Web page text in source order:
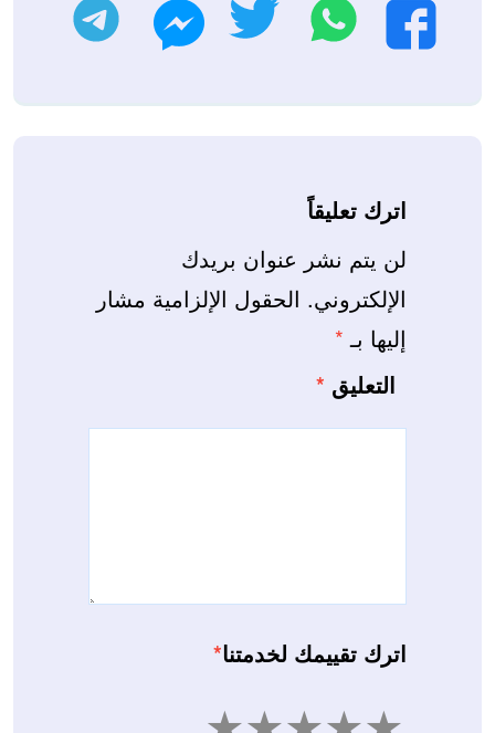
فيسبوك
ماسنجر
اترك تعليقاً
لن يتم نشر عنوان بريدك
الإلكتروني. الحقول الإلزامية مشار
إليها بـ *
التعليق *
اترك تقييمك لخدمتنا*